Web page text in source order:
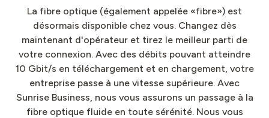
La fibre optique (également appelée «fibre») est
désormais disponible chez vous. Changez dès
maintenant d'opérateur et tirez le meilleur parti de
votre connexion. Avec des débits pouvant atteindre
10 Gbit/s en téléchargement et en chargement, votre
entreprise passe à une vitesse supérieure. Avec
Sunrise Business, nous vous assurons un passage à la
fibre optique fluide en toute sérénité. Nous vous